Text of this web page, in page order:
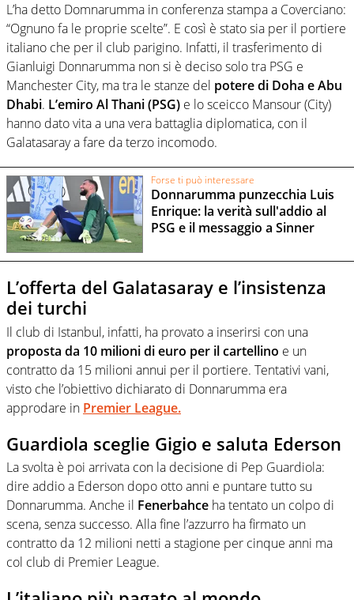
L’ha detto Domnarumma in conferenza stampa a Coverciano:
“Ognuno fa le proprie scelte”. E così è stato sia per il portiere
italiano che per il club parigino. Infatti, il trasferimento di
Gianluigi Donnarumma non si è deciso solo tra PSG e
Manchester City, ma tra le stanze del potere di Doha e Abu
Dhabi. L’emiro Al Thani (PSG) e lo sceicco Mansour (City)
hanno dato vita a una vera battaglia diplomatica, con il
Galatasaray a fare da terzo incomodo.
Forse ti può interessare
Donnarumma punzecchia Luis
Enrique: la verità sull'addio al
PSG e il messaggio a Sinner
L’offerta del Galatasaray e l’insistenza
dei turchi
Il club di Istanbul, infatti, ha provato a inserirsi con una
proposta da 10 milioni di euro per il cartellino e un
contratto da 15 milioni annui per il portiere. Tentativi vani,
visto che l’obiettivo dichiarato di Donnarumma era
approdare in Premier League.
Guardiola sceglie Gigio e saluta Ederson
La svolta è poi arrivata con la decisione di Pep Guardiola:
dire addio a Ederson dopo otto anni e puntare tutto su
Donnarumma. Anche il Fenerbahce ha tentato un colpo di
scena, senza successo. Alla fine l’azzurro ha firmato un
contratto da 12 milioni netti a stagione per cinque anni ma
col club di Premier League.